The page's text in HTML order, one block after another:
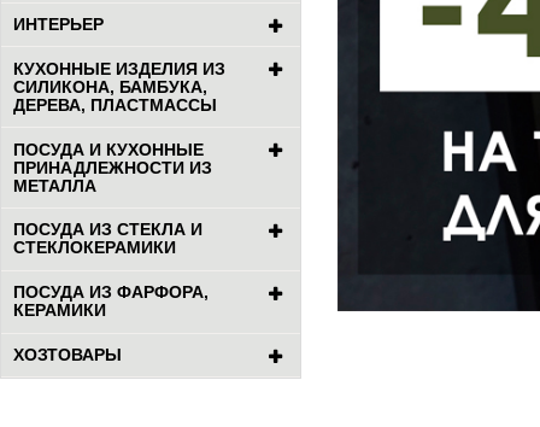
ИНТЕРЬЕР
КУХОННЫЕ ИЗДЕЛИЯ ИЗ
СИЛИКОНА, БАМБУКА,
ДЕРЕВА, ПЛАСТМАССЫ
ПОСУДА И КУХОННЫЕ
ПРИНАДЛЕЖНОСТИ ИЗ
МЕТАЛЛА
ПОСУДА ИЗ СТЕКЛА И
СТЕКЛОКЕРАМИКИ
ПОСУДА ИЗ ФАРФОРА,
КЕРАМИКИ
ХОЗТОВАРЫ